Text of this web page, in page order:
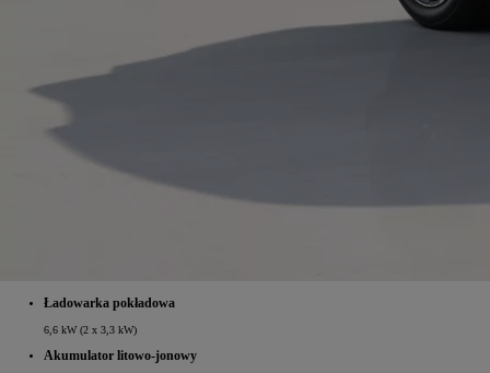
Ładowarka pokładowa
6,6 kW (2 x 3,3 kW)
Akumulator litowo‑jonowy